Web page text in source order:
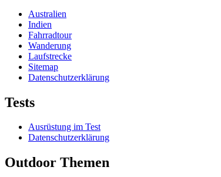
Australien
Indien
Fahrradtour
Wanderung
Laufstrecke
Sitemap
Datenschutzerklärung
Tests
Ausrüstung im Test
Datenschutzerklärung
Outdoor Themen